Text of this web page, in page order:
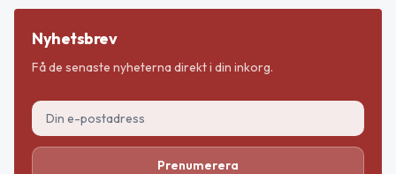
Nyhetsbrev
Få de senaste nyheterna direkt i din inkorg.
Prenumerera